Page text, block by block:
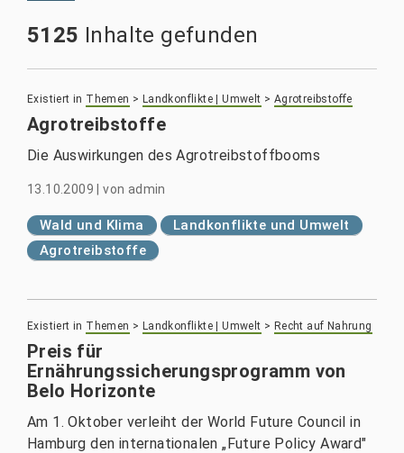
5125 Inhalte gefunden
Existiert in Themen > Landkonflikte | Umwelt > Agrotreibstoffe
Agrotreibstoffe
Die Auswirkungen des Agrotreibstoffbooms
13.10.2009 |von admin
Wald und Klima
Landkonflikte und Umwelt
Agrotreibstoffe
Existiert in Themen > Landkonflikte | Umwelt > Recht auf Nahrung
Preis für
Ernährungssicherungsprogramm von
Belo Horizonte
Am 1. Oktober verleiht der World Future Council in
Hamburg den internationalen „Future Policy Award"